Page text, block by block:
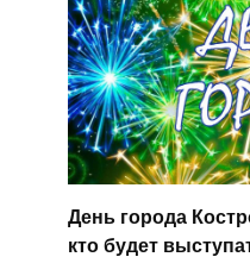
День города
кто будет